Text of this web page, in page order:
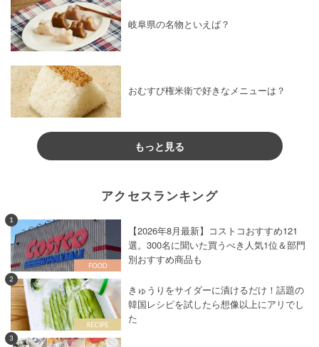
岐阜県の名物といえば？
おむすび権米衛で好きなメニューは？
もっと見る
アクセスランキング
1
【2026年8月最新】コストコおすすめ121
選。300名に聞いた買うべき人気1位＆部門
別おすすめ商品も
2
きゅうりをサイダーに漬けるだけ！話題の
韓国レシピを試したら想像以上にアリでし
た
3